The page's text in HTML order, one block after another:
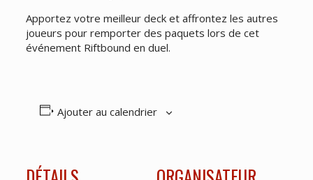
Apportez votre meilleur deck et affrontez les autres
joueurs pour remporter des paquets lors de cet
événement Riftbound en duel.
Ajouter au calendrier